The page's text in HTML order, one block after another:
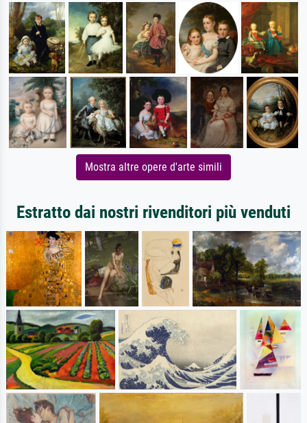
Mostra altre opere d'arte simili
Estratto dai nostri rivenditori più venduti